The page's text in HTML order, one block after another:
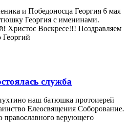
и Победоносца Георгия 6 мая
Георгия с именинами.
Христос Воскресе!!! Поздравляем
Георгий
служба
наш батюшка протоиерей
Елеосвящения Соборование.
православного верующего